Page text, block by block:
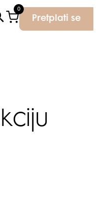
0
Pretplati se